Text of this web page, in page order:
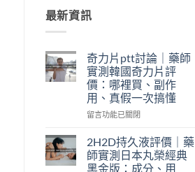
最新資訊
奇力片ptt討論｜藥師
實測韓國奇力片評
價：哪裡買、副作
用、真假一次搞懂
在
力
片
ptt
留言功能已關閉
2H2D持久液評價｜藥
師實測日本丸榮經典
黑金版：成分、用